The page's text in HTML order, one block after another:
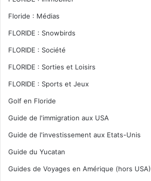
Floride : Médias
FLORIDE : Snowbirds
FLORIDE : Société
FLORIDE : Sorties et Loisirs
FLORIDE : Sports et Jeux
Golf en Floride
Guide de l'immigration aux USA
Guide de l'investissement aux Etats-Unis
Guide du Yucatan
Guides de Voyages en Amérique (hors USA)